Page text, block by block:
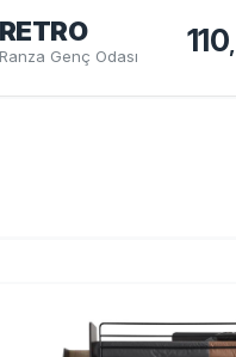
RETRO
Ranza Genç Odası 110